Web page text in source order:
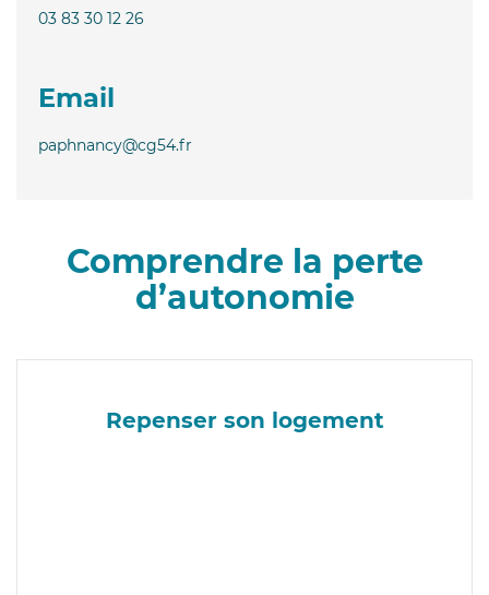
03 83 30 12 26
Email
paphnancy@cg54.fr
Comprendre la perte
d’autonomie
Repenser son logement